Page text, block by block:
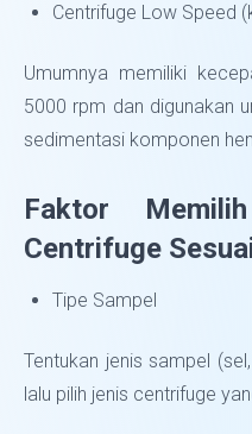
Centrifuge Low Speed
Umumnya memiliki
5000 rpm dan digunakan
sedimentasi komponen
Faktor
Centrifuge
Tipe Sampel
Tentukan jenis sampel
lalu pilih jenis centrifuge